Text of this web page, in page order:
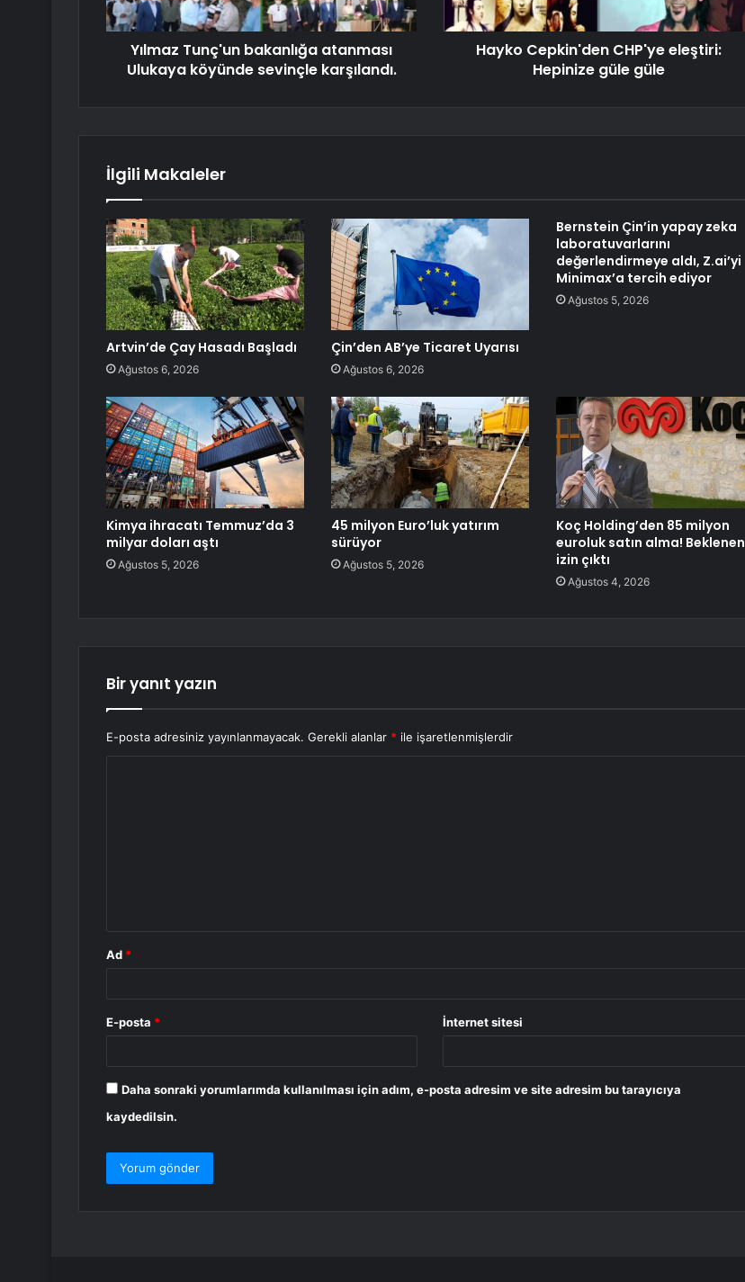
Yılmaz Tunç'un bakanlığa atanması
Ulukaya köyünde sevinçle karşılandı.
Hayko Cepkin'den CHP'ye eleştiri:
Hepinize güle güle
İlgili Makaleler
Artvin’de Çay Hasadı Başladı
Ağustos 6, 2026
Çin’den AB’ye Ticaret Uyarısı
Ağustos 6, 2026
Bernstein Çin’in yapay zeka
laboratuvarlarını
değerlendirmeye aldı, Z.ai’yi
Minimax’a tercih ediyor
Ağustos 5, 2026
Kimya ihracatı Temmuz’da 3
milyar doları aştı
Ağustos 5, 2026
45 milyon Euro’luk yatırım
sürüyor
Ağustos 5, 2026
Koç Holding’den 85 milyon
euroluk satın alma! Beklenen
izin çıktı
Ağustos 4, 2026
Bir yanıt yazın
E-posta adresiniz yayınlanmayacak. Gerekli alanlar * ile işaretlenmişlerdir
Ad *
E-posta * İnternet sitesi
Daha sonraki yorumlarımda kullanılması için adım, e-posta adresim ve site adresim bu tarayıcıya
kaydedilsin.